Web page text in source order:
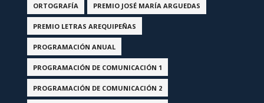
ORTOGRAFÍA PREMIO JOSÉ MARÍA ARGUEDAS
PREMIO LETRAS AREQUIPEÑAS
PROGRAMACIÓN ANUAL
PROGRAMACIÓN DE COMUNICACIÓN 1
PROGRAMACIÓN DE COMUNICACIÓN 2